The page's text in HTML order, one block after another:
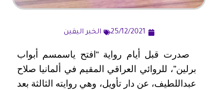
25/12/2021 الخبر اليقين
صدرت قبل أيام رواية “افتح ياسمسم أبواب
برلين”، للروائي العراقي المقيم في ألمانيا صلاح
عبداللطيف، عن دار تأويل، وهي روايته الثالثة بعد